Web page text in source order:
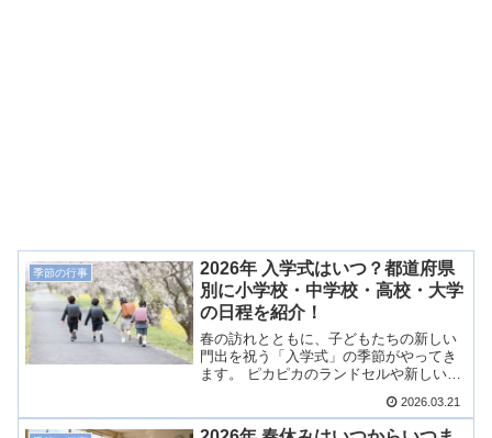
季節の行事
2026年 入学式はいつ？都道府県
別に小学校・中学校・高校・大学
の日程を紹介！
春の訪れとともに、子どもたちの新しい
門出を祝う「入学式」の季節がやってき
ます。 ピカピカのランドセルや新しい制
は、ご家族にとっても感慨深いものです
よね。2026年（令和8年度）の入学式は
2026.03.21